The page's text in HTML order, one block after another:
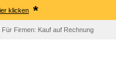
klicken *
Für Firmen: Kauf auf Rechnung